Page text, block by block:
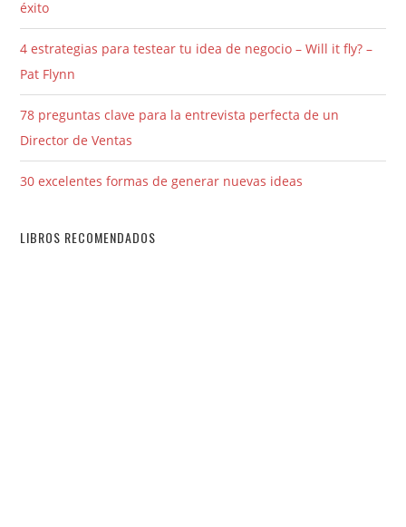
éxito
4 estrategias para testear tu idea de negocio – Will it fly? –
Pat Flynn
78 preguntas clave para la entrevista perfecta de un
Director de Ventas
30 excelentes formas de generar nuevas ideas
LIBROS RECOMENDADOS